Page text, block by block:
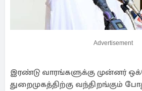
Advertisement
இரண்டு வாரங்களுக்கு முன்னர்
துறைமுகத்திற்கு வந்திறங்கும்